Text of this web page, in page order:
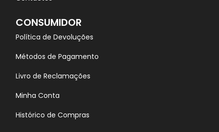
CONSUMIDOR
Política de Devoluções
Métodos de Pagamento
Livro de Reclamações
Minha Conta
Histórico de Compras